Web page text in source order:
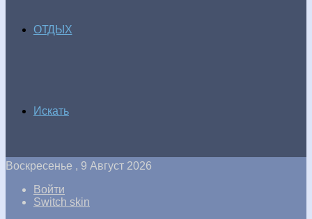
ОТДЫХ
Искать
Воскресенье , 9 Август 2026
Войти
Switch skin